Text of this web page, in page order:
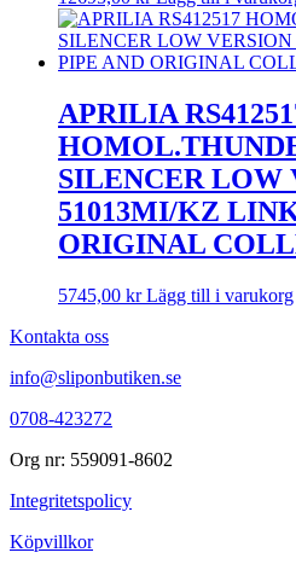
APRILIA
SILENCER LOW
51013MI/KZ
ORIGINAL
5745,00 kr Lägg till i varukorg
Kontakta oss
info@sliponbutiken.se
0708-423272
Org nr: 559091-8602
Integritetspolicy
Köpvillkor